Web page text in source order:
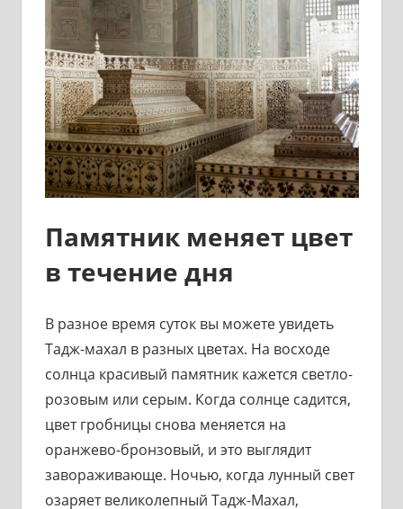
Памятник меняет цвет
в течение дня
В разное время суток вы можете увидеть
Тадж-махал в разных цветах. На восходе
солнца красивый памятник кажется светло-
розовым или серым. Когда солнце садится,
цвет гробницы снова меняется на
оранжево-бронзовый, и это выглядит
завораживающе. Ночью, когда лунный свет
озаряет великолепный Тадж-Махал,